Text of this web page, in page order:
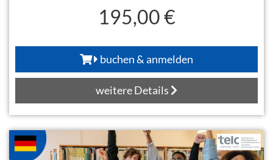
195,00 €
buchen & anmelden
weitere Details